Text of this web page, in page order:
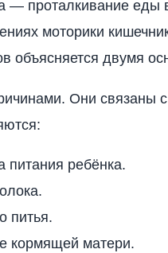
— проталкивание еды
моторики
объясняется двумя
Они связаны
ребёнка.
питья.
кормящей матери.